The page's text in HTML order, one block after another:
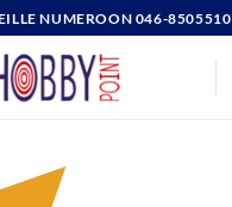
NUMEROON 046-8505510